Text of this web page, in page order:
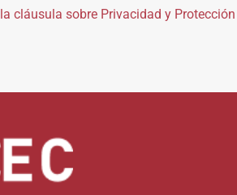
la cláusula sobre Privacidad y Protección